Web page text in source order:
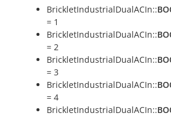
BrickletIndustrialDualACIn::
= 1
BrickletIndustrialDualACIn::
= 2
BrickletIndustrialDualACIn::
= 3
BrickletIndustrialDualACIn::
= 4
BrickletIndustrialDualACIn::